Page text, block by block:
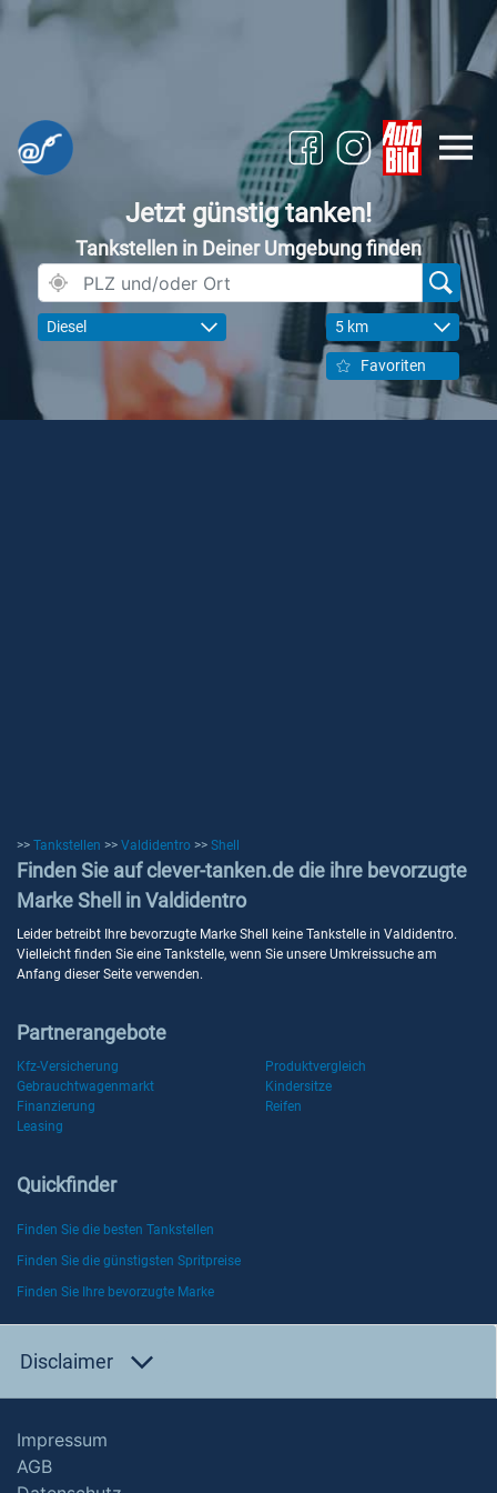
Jetzt günstig tanken!
Tankstellen in Deiner Umgebung finden
Diesel 5 km
Favoriten
>> Tankstellen >> Valdidentro >> Shell
Finden Sie auf clever-tanken.de die ihre bevorzugte
Marke Shell in Valdidentro
Leider betreibt Ihre bevorzugte Marke Shell keine Tankstelle in Valdidentro.
Vielleicht finden Sie eine Tankstelle, wenn Sie unsere Umkreissuche am
Anfang dieser Seite verwenden.
Partnerangebote
Kfz-Versicherung
Produktvergleich
Gebrauchtwagenmarkt
Kindersitze
Finanzierung
Reifen
Leasing
Quickfinder
Finden Sie die besten Tankstellen
Finden Sie die günstigsten Spritpreise
Finden Sie Ihre bevorzugte Marke
Disclaimer
Impressum
AGB